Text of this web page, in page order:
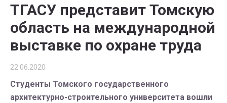
ТГАСУ представит Томскую
область на международной
выставке по охране труда
22.06.2020
Студенты Томского государственного
архитектурно-строительного университета вошли